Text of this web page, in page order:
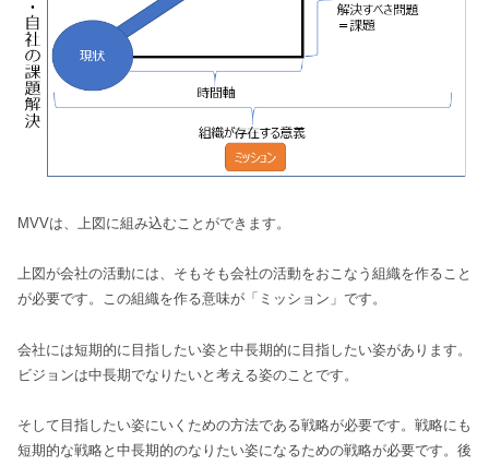
MVVは、上図に組み込むことができます。
上図が会社の活動には、そもそも会社の活動をおこなう組織を作ること
が必要です。この組織を作る意味が「ミッション」です。
会社には短期的に目指したい姿と中長期的に目指したい姿があります。
ビジョンは中長期でなりたいと考える姿のことです。
そして目指したい姿にいくための方法である戦略が必要です。戦略にも
短期的な戦略と中長期的のなりたい姿になるための戦略が必要です。後